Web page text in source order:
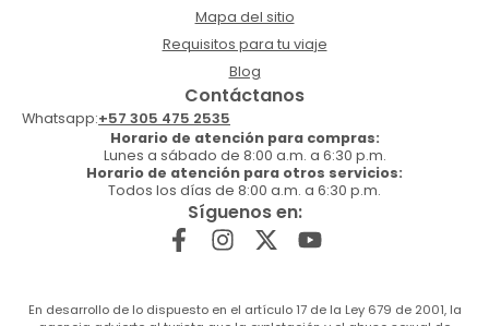
Mapa del sitio
Requisitos para tu viaje
Blog
Contáctanos
Whatsapp:+57 305 475 2535
Horario de atención para compras:
Lunes a sábado de 8:00 a.m. a 6:30 p.m.
Horario de atención para otros servicios:
Todos los días de 8:00 a.m. a 6:30 p.m.
Síguenos en:
En desarrollo de lo dispuesto en el artículo 17 de la Ley 679 de 2001, la